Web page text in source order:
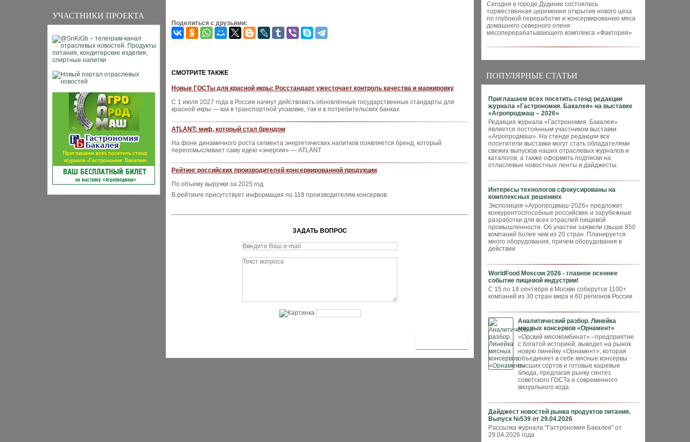
УЧАСТНИКИ ПРОЕКТА
Сегодня в городе Дудинке состоялась
торжественная церемония открытия нового цеха
по глубокой переработке и консервированию мяса
домашнего северного оленя
мясоперерабатывающего комплекса «Фактория»
ПОПУЛЯРНЫЕ СТАТЬИ
Приглашаем всех посетить стенд редакции
журнала «Гастрономия. Бакалея» на выставке
«Агропродмаш – 2026»
Редакция журнала «Гастрономия. Бакалея»
является постоянным участником выставки
«Агропродмаш». На стенде редакции все
посетители выставки могут стать обладателями
свежих выпусков наших отраслевых журналов и
каталогов, а также оформить подписки на
отласлевые новостные ленты и дайджесты.
Интересы технологов сфокусированы на
комплексных решениях
Экспозиция «Агропродмаш-2026» предложит
конкурентоспособные российские и зарубежные
разработки для всех отраслей пищевой
промышленности. Об участии заявили свыше 850
компаний более чем из 20 стран. Планируется
много оборудования, причем оборудования в
действии
WorldFood Moscow 2026 - главное осеннее
событие пищевой индустрии!
С 15 по 18 сентября в Москве соберутся 1100+
компаний из 30 стран мира и 60 регионов России
Аналитический разбор. Линейка
мясных консервов «Орнамент»
«Орский мясокомбинат» –предприятие
с богатой историей, выводит на рынок
новую линейку «Орнамент», которая
объединяет в себе мясные консервы
высших сортов и готовые кашевые
блюда, предлагая рынку синтез
советского ГОСТа и современного
визуального кода.
Дайджест новостей рынка продуктов питания.
Выпуск №539 от 29.04.2026
Рассылка журнала "Гастрономия Бакалея" от
29.04.2026 года
Поделиться с друзьями:
CМОТРИТЕ ТАКЖЕ
Новые ГОСТы для красной икры: Росстандарт ужесточает контроль качества и маркировку
С 1 июля 2027 года в России начнут действовать обновлённые государственные стандарты для
красной икры — как в транспортной упаковке, так и в потребительских банках
ATLANT: миф, который стал брендом
На фоне динамичного роста сегмента энергетических напитков появляется бренд, который
переосмысливает саму идею «энергии» — ATLANT
Рейтинг российских производителей консервированной продукции
По объему выручки за 2025 год
В рейтинге присутствует информация по 118 производителям консервов.
ЗАДАТЬ ВОПРОС